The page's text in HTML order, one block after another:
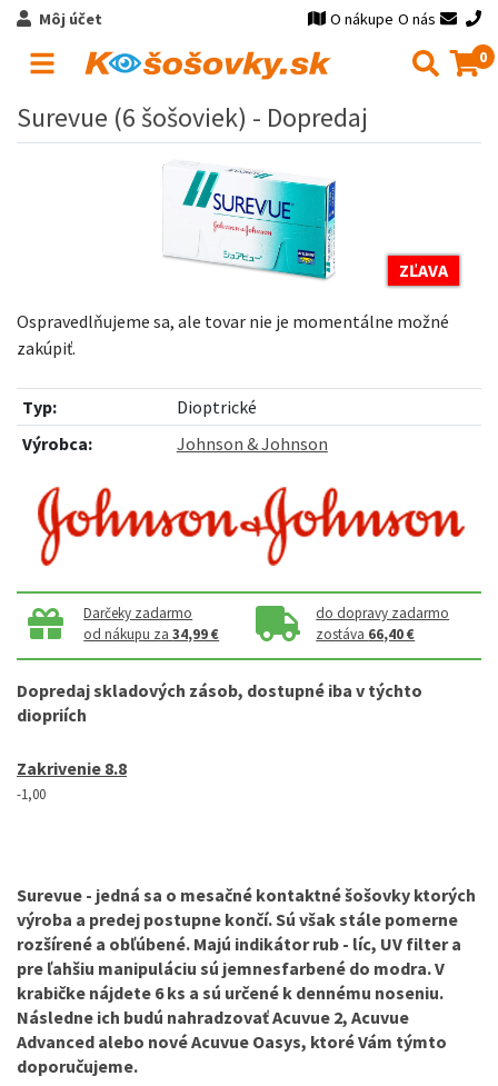
Môj účet O nákupe O nás
0
Surevue (6 šošoviek) - Dopredaj
ZĽAVA
Ospravedlňujeme sa, ale tovar nie je momentálne možné
zakúpiť.
Typ:
Dioptrické
Výrobca:
Johnson & Johnson
Darčeky zadarmo
od nákupu za34,99 €
do dopravy zadarmo
zostáva 66,40 €
Dopredajskladových zásob, dostupné iba v týchto
diopriích
Zakrivenie­ 8.8
-1,00
Surevue - jedná sa o mesačné kontaktné šošovky ktorých
výroba a predej postupne končí. Sú však stále pomerne
rozšírené a obľúbené. Majú indikátor rub - líc, UV filter a
pre ľahšiu manipuláciu sú jemnesfarbené do modra. V
krabičke nájdete 6 ks a sú určené k dennému noseniu.
Následne ich budú nahradzovať Acuvue 2, Acuvue
Advanced alebo nové Acuvue Oasys, ktoré Vám týmto
doporučujeme.